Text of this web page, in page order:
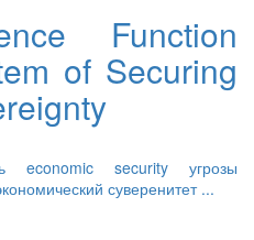
Function
of Securing
economic security угрозы
суверенитет...